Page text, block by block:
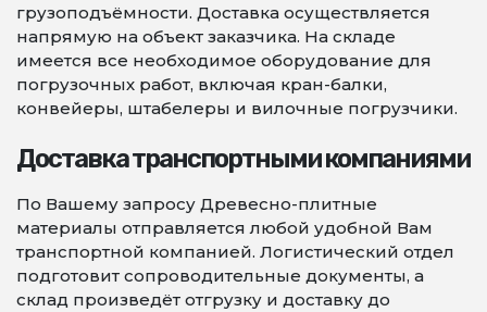
грузоподъёмности. Доставка осуществляется
напрямую на объект заказчика. На складе
имеется все необходимое оборудование для
погрузочных работ, включая кран-балки,
конвейеры, штабелеры и вилочные погрузчики.
Доставка транспортными компаниями
По Вашему запросу Древесно-плитные
материалы отправляется любой удобной Вам
транспортной компанией. Логистический отдел
подготовит сопроводительные документы, а
склад произведёт отгрузку и доставку до